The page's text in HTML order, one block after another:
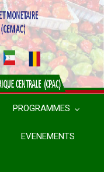
PROGRAMMES
EVENEMENTS